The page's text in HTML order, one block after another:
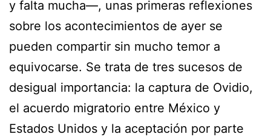
y falta mucha—, unas primeras reflexiones
sobre los acontecimientos de ayer se
pueden compartir sin mucho temor a
equivocarse. Se trata de tres sucesos de
desigual importancia: la captura de Ovidio,
el acuerdo migratorio entre México y
Estados Unidos y la aceptación por parte